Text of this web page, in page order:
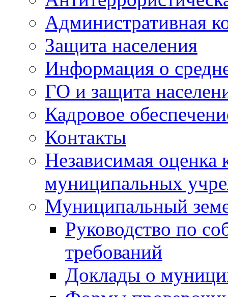
Административная
Защита населения
Информация о
ГО и защита
Кадровое
Контакты
Независимая оценка
муниципальных
Муниципальный
Руководство по
требований
Доклады о